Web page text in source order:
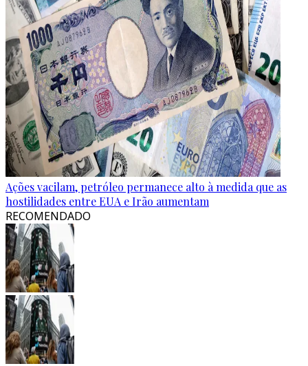
Ações vacilam, petróleo permanece alto à medida que as
hostilidades entre EUA e Irão aumentam
RECOMENDADO